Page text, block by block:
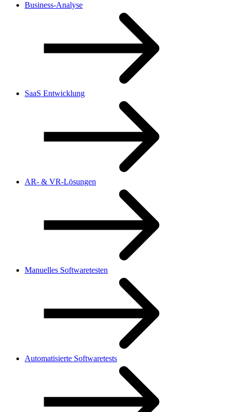
Business-Analyse
SaaS Entwicklung
AR- & VR-Lösungen
Manuelles Softwaretesten
Automatisierte Softwaretests